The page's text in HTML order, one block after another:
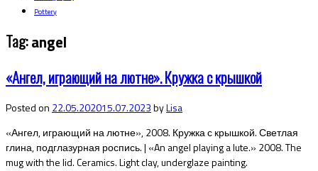
Pottery
Tag:angel
«Ангел, играющий на лютне». Кружка с крышкой
Posted on 22.05.202015.07.2023byLisa
«Ангел, играющий на лютне», 2008. Кружка с крышкой. Светлая
глина, подглазурная роспись. | «An angel playing a lute.» 2008. The
mug with the lid. Ceramics. Light clay, underglaze painting.